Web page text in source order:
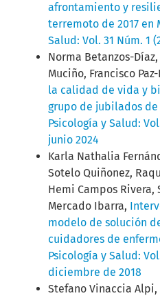
afrontamiento y
terremoto de 2017 en
Salud: Vol. 31 Núm. 1
Norma Betanzos-
Muciño, Francisco
la calidad de vida y
grupo de jubilados de
Psicología y Salud:
junio 2024
Karla Nathalia
Sotelo Quiñonez,
Hemi Campos Rivera,
Mercado Ibarra,
modelo de solución
cuidadores de
Psicología y Salud:
diciembre de 2018
Stefano Vinaccia Alpi,